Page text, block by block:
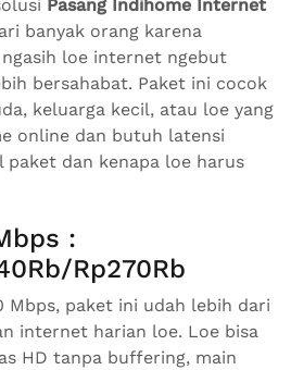
Pasang Indihome Internet
banyak orang karena
loe internet ngebut
bersahabat. Paket ini cocok
keluarga kecil, atau loe yang
online dan butuh latensi
paket dan kenapa loe harus
:
Rp270Rb
Mbps, paket ini udah lebih dari
internet harian loe. Loe bisa
HD tanpa buffering, main